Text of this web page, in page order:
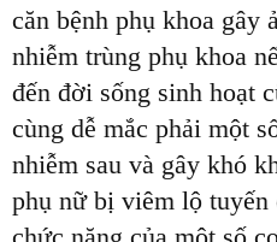
căn bệnh phụ khoa gây
nhiễm trùng phụ khoa
đến đời sống sinh hoạt
cùng dễ mắc phải một
nhiễm sau và gây khó
phụ nữ bị viêm lộ